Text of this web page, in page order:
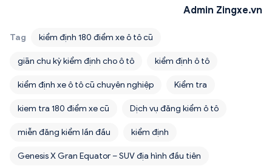
Admin Zingxe.vn
Tag kiểm định 180 điểm xe ô tô cũ
giãn chu kỳ kiểm định cho ô tô kiểm định ô tô
kiểm định xe ô tô cũ chuyên nghiệp Kiểm tra
kiem tra 180 điểm xe cũ Dịch vụ đăng kiểm ô tô
miễn đăng kiểm lần đầu kiểm định
Genesis X Gran Equator – SUV địa hình đầu tiên